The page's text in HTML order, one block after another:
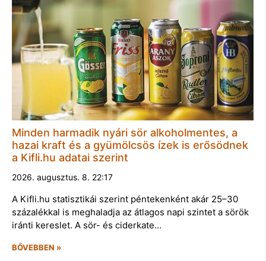
Minden harmadik nyári sör alkoholmentes, a
hazai kraft és a gyümölcsös ízek is erősödnek
a Kifli.hu adatai szerint
2026. augusztus. 8. 22:17
A Kifli.hu statisztikái szerint péntekenként akár 25–30
százalékkal is meghaladja az átlagos napi szintet a sörök
iránti kereslet. A sör- és ciderkate…
BŐVEBBEN »